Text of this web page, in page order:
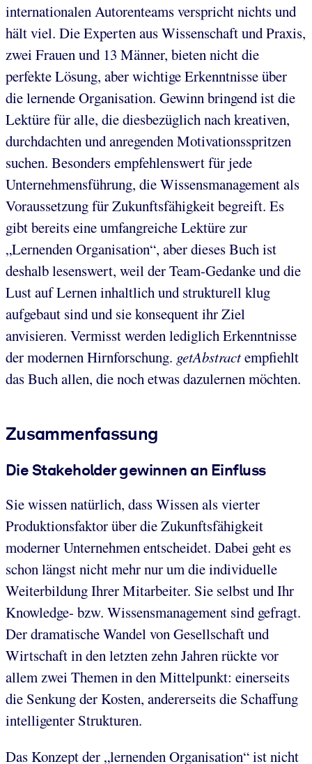
internationalen Autorenteams verspricht nichts und
hält viel. Die Experten aus Wissenschaft und Praxis,
zwei Frauen und 13 Männer, bieten nicht die
perfekte Lösung, aber wichtige Erkenntnisse über
die lernende Organisation. Gewinn bringend ist die
Lektüre für alle, die diesbezüglich nach kreativen,
durchdachten und anregenden Motivationsspritzen
suchen. Besonders empfehlenswert für jede
Unternehmensführung, die Wissensmanagement als
Voraussetzung für Zukunftsfähigkeit begreift. Es
gibt bereits eine umfangreiche Lektüre zur
„Lernenden Organisation“, aber dieses Buch ist
deshalb lesenswert, weil der Team-Gedanke und die
Lust auf Lernen inhaltlich und strukturell klug
aufgebaut sind und sie konsequent ihr Ziel
anvisieren. Vermisst werden lediglich Erkenntnisse
der modernen Hirnforschung. getAbstractempfiehlt
das Buch allen, die noch etwas dazulernen möchten.
Zusammenfassung
Die Stakeholder gewinnen an Einfluss
Sie wissen natürlich, dass Wissen als vierter
Produktionsfaktor über die Zukunftsfähigkeit
moderner Unternehmen entscheidet. Dabei geht es
schon längst nicht mehr nur um die individuelle
Weiterbildung Ihrer Mitarbeiter. Sie selbst und Ihr
Knowledge- bzw. Wissensmanagement sind gefragt.
Der dramatische Wandel von Gesellschaft und
Wirtschaft in den letzten zehn Jahren rückte vor
allem zwei Themen in den Mittelpunkt: einerseits
die Senkung der Kosten, andererseits die Schaffung
intelligenter Strukturen.
Das Konzept der „lernenden Organisation“ ist nicht